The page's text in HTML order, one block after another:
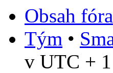
Obsah fóra
Tým •
v UTC +